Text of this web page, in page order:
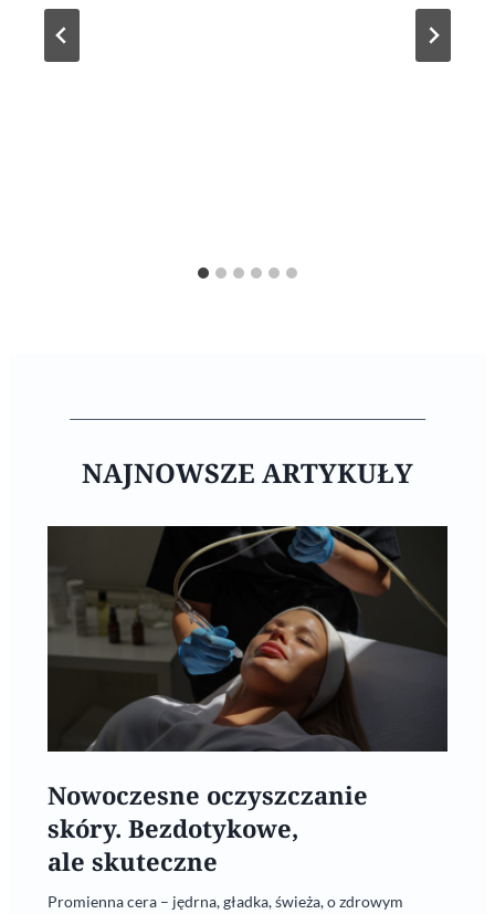
NAJNOWSZE ARTYKUŁY
Nowoczesne oczyszczanie
skóry. Bezdotykowe,
ale skuteczne
Promienna cera – jędrna, gładka, świeża, o zdrowym